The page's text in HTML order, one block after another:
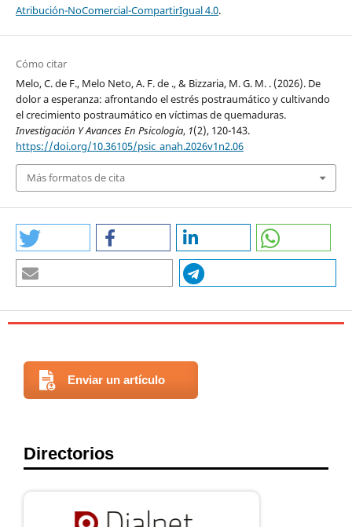
Atribución-NoComercial-CompartirIgual 4.0.
Cómo citar
Melo, C. de F., Melo Neto, A. F. de ., & Bizzaria, M. G. M. . (2026). De
dolor a esperanza: afrontando el estrés postraumático y cultivando
el crecimiento postraumático en víctimas de quemaduras.
Investigación Y Avances En Psicología, 1(2), 120-143.
https://doi.org/10.36105/psic_anah.2026v1n2.06
Más formatos de cita
Enviar un artículo
Directorios